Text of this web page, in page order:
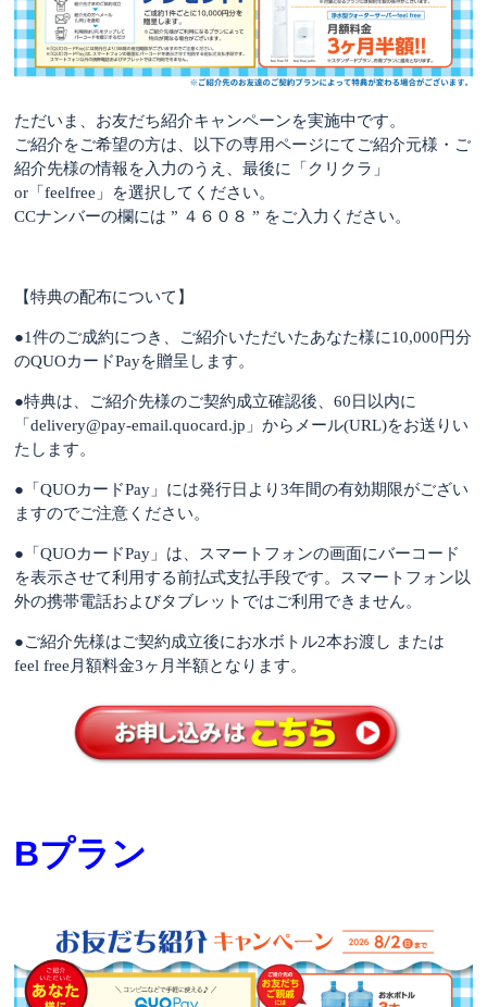
ただいま、お友だち紹介キャンペーンを実施中です。
ご紹介をご希望の方は、以下の専用ページにてご紹介元様・ご
紹介先様の情報を入力のうえ、最後に「クリクラ」
or「feelfree 」を選択してください。
CCナンバーの欄には ” ４６０８ ” をご入力ください。
【特典の配布について】
●1件のご成約につき、ご紹介いただいたあなた様に10,000円分
のQUOカードPayを贈呈します。
●特典は、ご紹介先様のご契約成立確認後、60日以内に
「delivery@pay-email.quocard.jp」からメール(URL)をお送りい
たします。
● 「QUOカードPay」には発行日より3年間の有効期限がござい
ますのでご注意ください。
● 「QUOカードPay」は、スマートフォンの画面にバーコード
を表示させて利用する前払式支払手段です。スマートフォン以
外の携帯電話およびタブレットではご利用できません。
●ご紹介先様はご契約成立後にお水ボトル2本お渡し または
feel free月額料金3ヶ月半額となります。
Bプラン